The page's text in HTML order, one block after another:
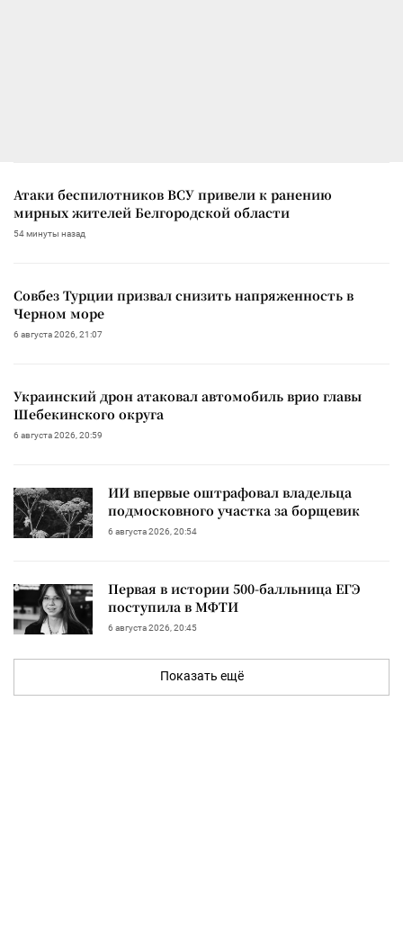
Атаки беспилотников ВСУ привели к ранению
мирных жителей Белгородской области
54 минуты назад
Совбез Турции призвал снизить напряженность в
Черном море
6 августа 2026, 21:07
Украинский дрон атаковал автомобиль врио главы
Шебекинского округа
6 августа 2026, 20:59
ИИ впервые оштрафовал владельца
подмосковного участка за борщевик
6 августа 2026, 20:54
Первая в истории 500-балльница ЕГЭ
поступила в МФТИ
6 августа 2026, 20:45
Показать ещё